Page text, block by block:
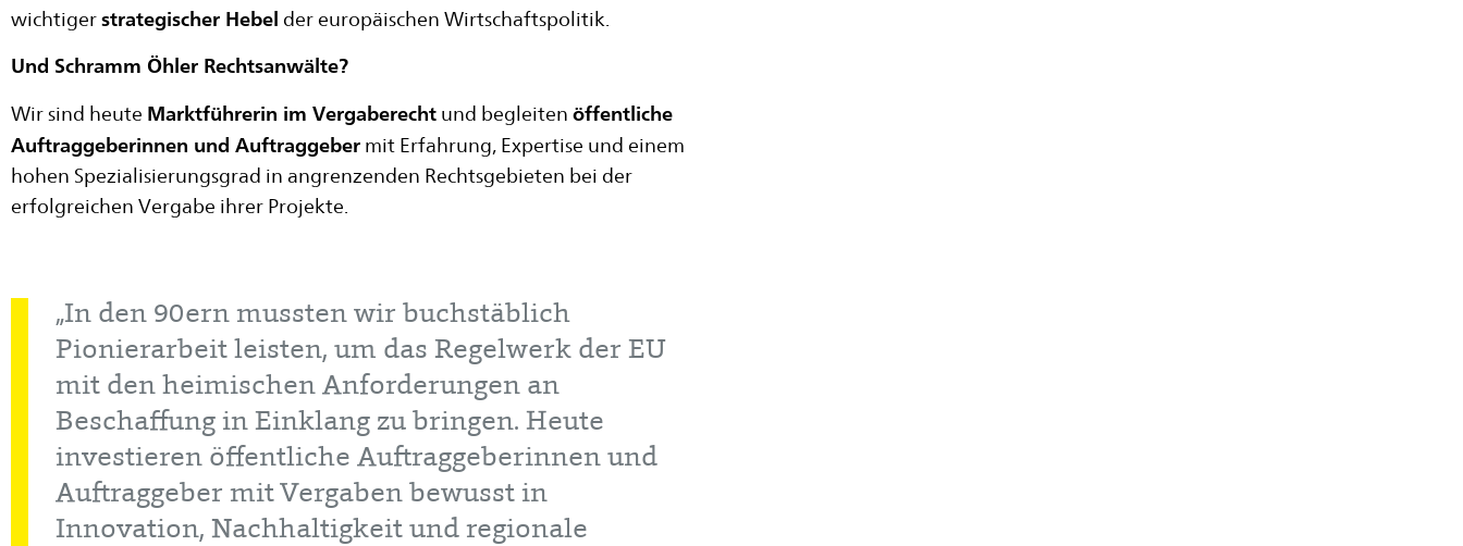
wichtiger strategischer Hebel der europäischen Wirtschaftspolitik.
Und Schramm Öhler Rechtsanwälte?
Wir sind heute Marktführerin im Vergaberecht und begleiten öffentliche
Auftraggeberinnen und Auftraggeber mit Erfahrung, Expertise und einem
hohen Spezialisierungsgrad in angrenzenden Rechtsgebieten bei der
erfolgreichen Vergabe ihrer Projekte.
„In den 90ern mussten wir buchstäblich
Pionierarbeit leisten, um das Regelwerk der EU
mit den heimischen Anforderungen an
Beschaffung in Einklang zu bringen. Heute
investieren öffentliche Auftraggeberinnen und
Auftraggeber mit Vergaben bewusst in
Innovation, Nachhaltigkeit und regionale